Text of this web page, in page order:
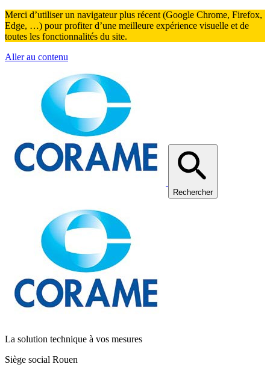
Merci d’utiliser un navigateur plus récent (Google Chrome, Firefox,
Edge, …) pour profiter d’une meilleure expérience visuelle et de
toutes les fonctionnalités du site.
Aller au contenu
Rechercher
La solution technique à vos mesures
Siège social Rouen